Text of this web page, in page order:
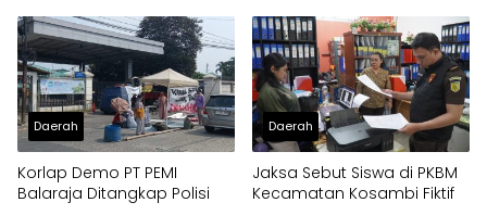
Daerah
Korlap Demo PT PEMI
Balaraja Ditangkap Polisi
Daerah
Jaksa Sebut Siswa di PKBM
Kecamatan Kosambi Fiktif